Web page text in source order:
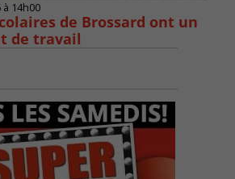
14h00
de Brossard ont un
de travail